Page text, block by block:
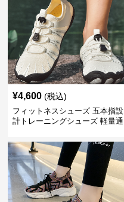
¥4,600 (税込)
フィットネスシューズ 五本指設
計トレーニングシューズ 軽量通